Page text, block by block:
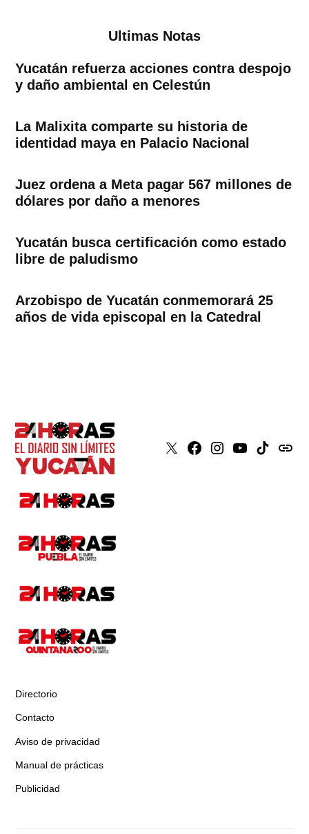
Ultimas Notas
Yucatán refuerza acciones contra despojo
y daño ambiental en Celestún
La Malixita comparte su historia de
identidad maya en Palacio Nacional
Juez ordena a Meta pagar 567 millones de
dólares por daño a menores
Yucatán busca certificación como estado
libre de paludismo
Arzobispo de Yucatán conmemorará 25
años de vida episcopal en la Catedral
X Faceboook
Instagram
YoutubeTiktokissuu
Directorio
Contacto
Aviso de privacidad
Manual de prácticas
Publicidad